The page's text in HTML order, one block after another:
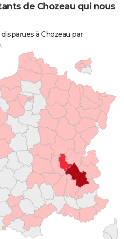
de Chozeau qui nous
à Chozeau par